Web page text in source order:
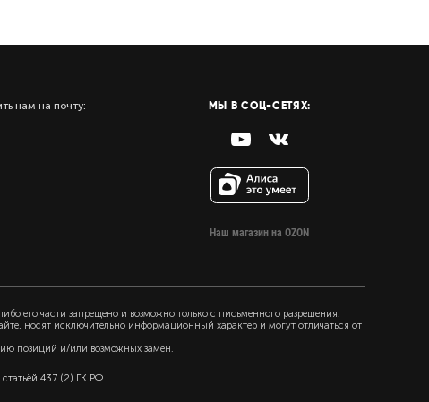
нам на почту: МЫ В СОЦ-СЕТЯХ:
Наш магазин на OZON
его части запрещено и возможно только с письменного разрешения.
носят исключительно информационный характер и могут отличаться от
позиций и/или возможных замен.
437 (2) ГК РФ